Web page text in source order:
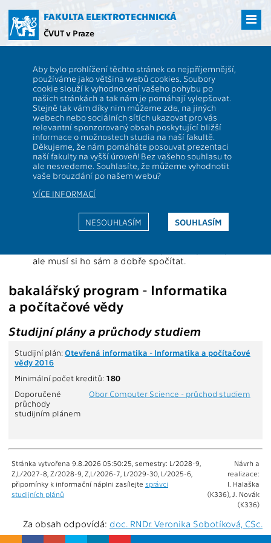
hlavní
obsah
FAKULTA ELEKTROTECHNICKÁ
ČVUT v Praze
Aby bylo prohlížení těchto stránek co nejpříjemnější,
používáme jako většina webů cookies. Soubory
cookie slouží k vyhodnocení vašeho pohybu po
našich stránkách a tak nám je pomáhají vylepšovat.
Stejně tak vám díky nim můžeme zde, na jiných
webech nebo sociálních sítích ukazovat pro vás
relevantní sponzorovaný obsah poskytující bližší
informace o možnostech studia na naší fakultě.
Děkujeme, že nám pomáháte posouvat prezentaci
naší fakulty na vyšší úroveň! Bez vašeho souhlasu to
ale nesvedeme. Souhlasíte, že můžeme vyhodnotit
vaše brouzdání po našem webu?
VÍCE INFORMACÍ
SOUHLASÍM
NESOUHLASÍM
Informatika a počítačové vědy
Popis stránky:
Obor je možno studovat více způsoby. To
popisuje studijní plán. Ten říká kolik předmětu, v
jaké skladbě, a kolik kreditů je za ně třeba
získat. Plán neříká nic o tom, kdy a v jakém
pořadí je třeba předměty vystudovat. Jeden
plán lze studovat různými způsoby, průchody.
Průchod říka, kdy si který předmět student
zapíše.
Zde jsou nabízeny studijní plány a jejich
fakultou. Pokud se jich student bude držet,
určitě splní podmínky studijního plánu.
ale musí si ho sám a dobře spočítat.
bakalářský program - Informatika
a počítačové vědy
Studijní plány a průchody studiem
Studijní plán: Otevřená informatika - Informatika a počítačové
vědy 2016
Minimální počet kreditů: 180
Doporučené
průchody
studijním plánem
Obor Computer Science - průchod studiem
Stránka vytvořena 9.8.2026 05:50:25, semestry: L/2028-9,
Z,L/2027-8, Z/2028-9, Z,L/2026-7, L/2029-30, L/2025-6,
připomínky k informační náplni zasílejte správci
studijních plánů
Návrh a
realizace:
I. Halaška
(K336), J. Novák
(K336)
Za obsah odpovídá: doc. RNDr. Veronika Sobotíková, CSc.